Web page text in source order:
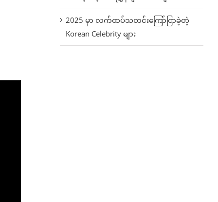
2025 မှာ လက်ထပ်သတင်းကြော်ငြာခဲ့တဲ့
Korean Celebrity များ